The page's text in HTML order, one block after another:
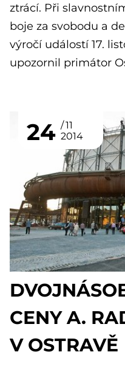
ztrácí. Při
boje za svobodu a
výročí událostí 17.
upozornil primátor
24
11
2014
CENY A.
V OSTRAVĚ